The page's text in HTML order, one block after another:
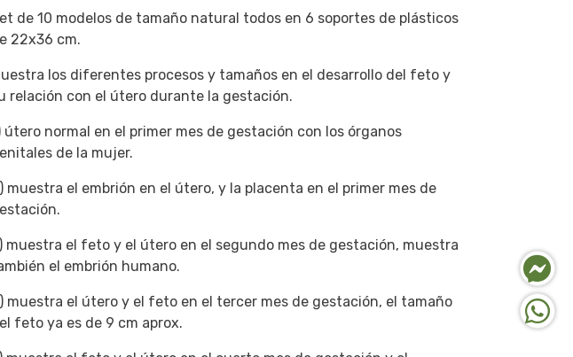
de 10 modelos de tamaño natural todos en 6 soportes de plásticos
22x36 cm.
los diferentes procesos y tamaños en el desarrollo del feto y
relación con el útero durante la gestación.
útero normal en el primer mes de gestación con los órganos
de la mujer.
muestra el embrión en el útero, y la placenta en el primer mes de
muestra el feto y el útero en el segundo mes de gestación, muestra
el embrión humano.
muestra el útero y el feto en el tercer mes de gestación, el tamaño
feto ya es de 9 cm aprox.